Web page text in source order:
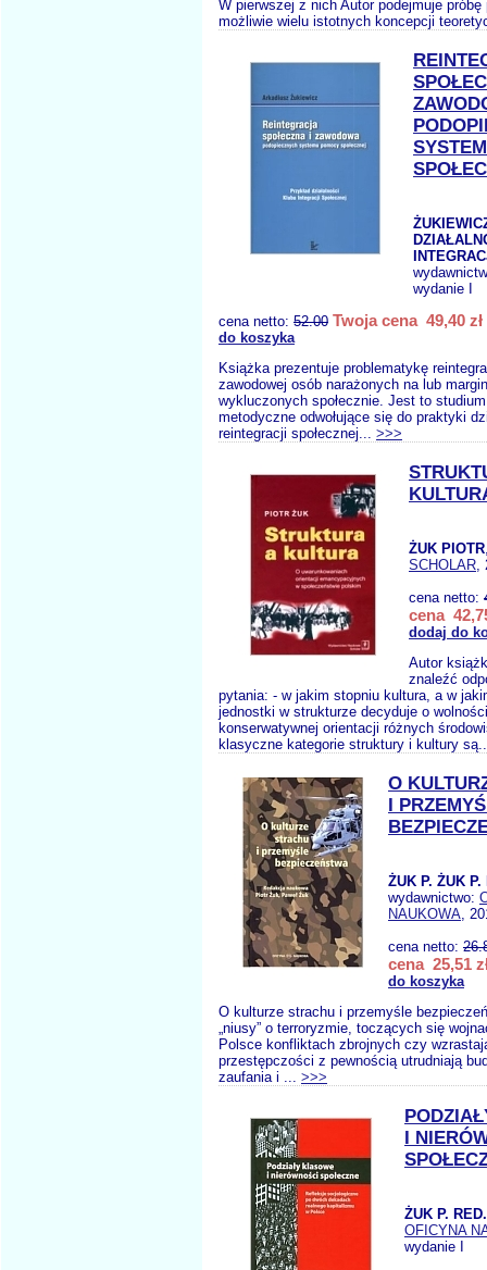
W pierwszej z nich Autor podejmuje próbę
możliwie wielu istotnych koncepcji
wydanie I
cena netto: 52.00 Twoja cena 49,40 zł
do koszyka
Książka prezentuje problematykę
zawodowej osób narażonych na lub
wykluczonych społecznie. Jest to
metodyczne odwołujące się do praktyki
reintegracji społecznej... >>>
ŻUK PIOTR
SCHOLAR,
cena netto:
cena
dodaj do
Autor
znaleźć
pytania: - w jakim stopniu kultura, a w
jednostki w strukturze decyduje o
konserwatywnej orientacji różnych
klasyczne kategorie struktury i kultury
O
I
ŻUK P. ŻUK P.
wydawnictwo:
NAUKOWA,
cena netto:
cena 25,51
do koszyka
O kulturze strachu i przemyśle
„niusy” o terroryzmie, toczących się
Polsce konfliktach zbrojnych czy
przestępczości z pewnością utrudniają
zaufania i ... >>>
I
ŻUK P. RED.
OFICYNA
wydanie I